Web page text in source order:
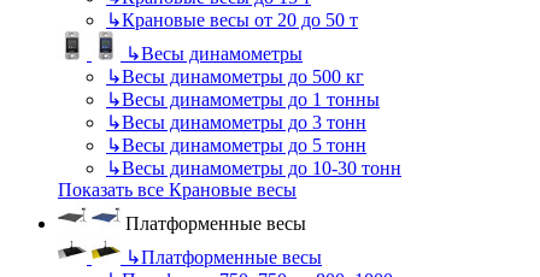
↳Крановые весы от 20 до 50 т
↳Весы динамометры
↳Весы динамометры до 500 кг
↳Весы динамометры до 1 тонны
↳Весы динамометры до 3 тонн
↳Весы динамометры до 5 тонн
↳Весы динамометры до 10-30 тонн
Показать все Крановые весы
Платформенные весы
↳Платформенные весы